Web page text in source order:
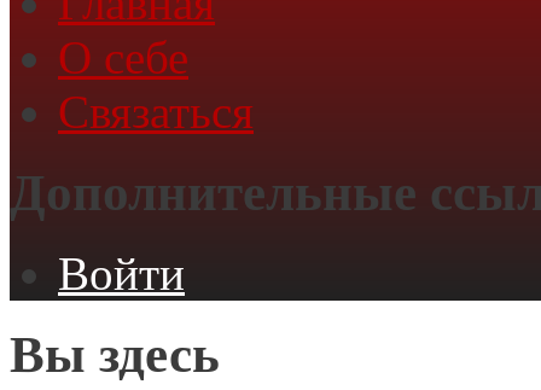
О себе
Связаться
Дополнительные
Войти
Вы здесь